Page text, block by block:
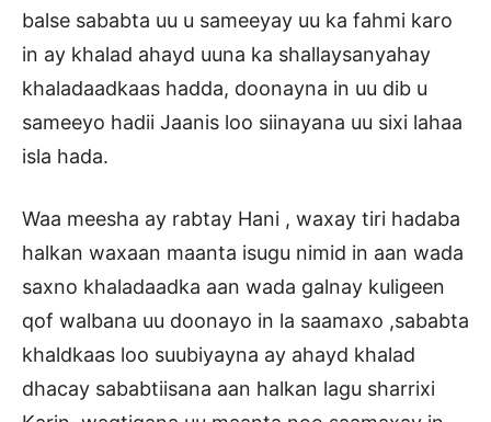
balse sababta uu u sameeyay uu ka fahmi karo
in ay khalad ahayd uuna ka shallaysanyahay
khaladaadkaas hadda, doonayna in uu dib u
sameeyo hadii Jaanis loo siinayana uu sixi lahaa
isla hada.
Waa meesha ay rabtay Hani , waxay tiri hadaba
halkan waxaan maanta isugu nimid in aan wada
saxno khaladaadka aan wada galnay kuligeen
qof walbana uu doonayo in la saamaxo ,sababta
khaldkaas loo suubiyayna ay ahayd khalad
dhacay sababtiisana aan halkan lagu sharrixi